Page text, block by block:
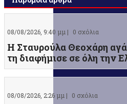
08/08/2026, 9:40 μμ | 0 σχόλια
Η Σταυρούλα Θεοχάρη
τη διαφήμισε σε όλη την
08/08/2026, 2:26 μμ | 0 σχόλια